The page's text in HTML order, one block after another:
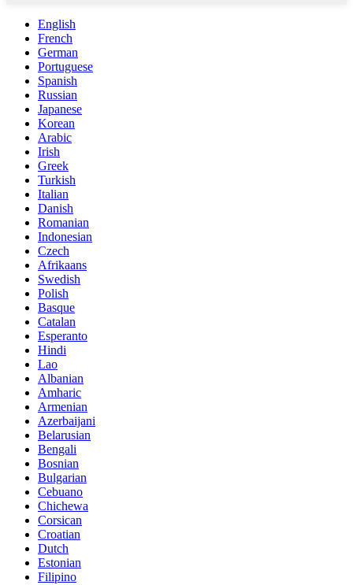
English
French
German
Portuguese
Spanish
Russian
Japanese
Korean
Arabic
Irish
Greek
Turkish
Italian
Danish
Romanian
Indonesian
Czech
Afrikaans
Swedish
Polish
Basque
Catalan
Esperanto
Hindi
Lao
Albanian
Amharic
Armenian
Azerbaijani
Belarusian
Bengali
Bosnian
Bulgarian
Cebuano
Chichewa
Corsican
Croatian
Dutch
Estonian
Filipino